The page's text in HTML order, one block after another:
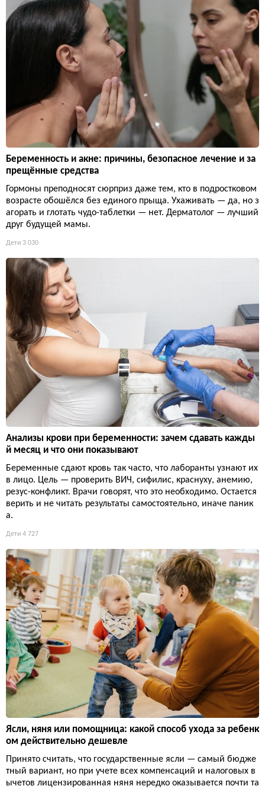
Беременность и акне: причины, безопасное лечение и за
прещённые средства
Гормоны преподносят сюрприз даже тем, кто в подростковом
возрасте обошёлся без единого прыща. Ухаживать — да, но з
агорать и глотать чудо-таблетки — нет. Дерматолог — лучший
друг будущей мамы.
Дети 3 030
Анализы крови при беременности: зачем сдавать кажды
й месяц и что они показывают
Беременные сдают кровь так часто, что лаборанты узнают их
в лицо. Цель — проверить ВИЧ, сифилис, краснуху, анемию,
резус-конфликт. Врачи говорят, что это необходимо. Остается
верить и не читать результаты самостоятельно, иначе паник
а.
Дети 4 727
Ясли, няня или помощница: какой способ ухода за ребенк
ом действительно дешевле
Принято считать, что государственные ясли — самый бюдже
тный вариант, но при учете всех компенсаций и налоговых в
ычетов лицензированная няня нередко оказывается почти та